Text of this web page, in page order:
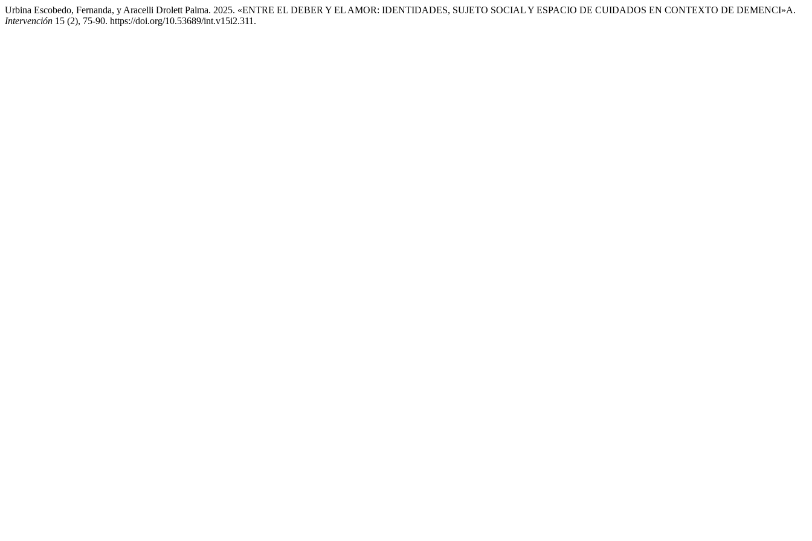
Urbina Escobedo, Fernanda, y Aracelli Drolett Palma. 2025. «ENTRE EL DEBER Y EL AMOR: IDENTIDADES, SUJETO SOCIAL Y ESPACIO DE CUIDADOS EN CONTEXTO DE DEMENCI»A.
Intervención 15 (2), 75-90. https://doi.org/10.53689/int.v15i2.311.